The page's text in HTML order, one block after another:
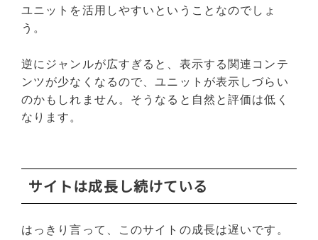
ユニットを活用しやすいということなのでしょ
う。
逆にジャンルが広すぎると、表示する関連コンテ
ンツが少なくなるので、ユニットが表示しづらい
のかもしれません。そうなると自然と評価は低く
なります。
サイトは成長し続けている
はっきり言って、このサイトの成長は遅いです。